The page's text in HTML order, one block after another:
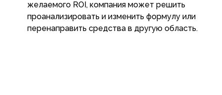
желаемого ROI, компания может решить
проанализировать и изменить формулу или
перенаправить средства в другую область.